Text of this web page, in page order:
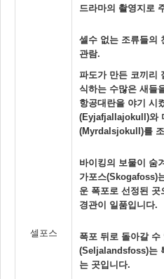
셀포스
드라마의 촬영지로
셀수 없는 조류들의
관람.
파도가 만든 코끼리
식하는 수많은 새들
항공대란을 야기 시
(Eyjafjallajokull)와
(Myrdalsjokull)를
바이킹의 보물이 숨
가포스(Skogafoss)
운 폭포로 선정된
경관이 일품입니다.
폭포 뒤로 돌아갈
(Seljalandsfoss)는
는 곳입니다.